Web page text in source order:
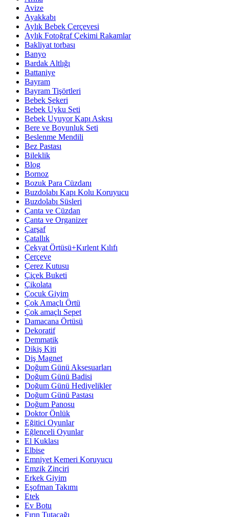
Avize
Ayakkabı
Aylık Bebek Çerçevesi
Aylık Fotoğraf Çekimi Rakamlar
Bakliyat torbası
Banyo
Bardak Altlığı
Battaniye
Bayram
Bayram Tişörtleri
Bebek Şekeri
Bebek Uyku Seti
Bebek Uyuyor Kapı Askısı
Bere ve Boyunluk Seti
Beslenme Mendili
Bez Pastası
Bileklik
Blog
Bornoz
Bozuk Para Cüzdanı
Buzdolabı Kapı Kolu Koruyucu
Buzdolabı Süsleri
Çanta ve Cüzdan
Çanta ve Organizer
Çarşaf
Çatallık
Çekyat Örtüsü+Kırlent Kılıfı
Çerçeve
Çerez Kutusu
Çiçek Buketi
Çikolata
Çocuk Giyim
Çok Amaçlı Örtü
Çok amaçlı Sepet
Damacana Örtüsü
Dekoratif
Demmatik
Dikiş Kiti
Diş Magnet
Doğum Günü Aksesuarları
Doğum Günü Badisi
Doğum Günü Hediyelikler
Doğum Günü Pastası
Doğum Panosu
Doktor Önlük
Eğitici Oyunlar
Eğlenceli Oyunlar
El Kuklası
Elbise
Emniyet Kemeri Koruyucu
Emzik Zinciri
Erkek Giyim
Eşofman Takımı
Etek
Ev Botu
Fırın Tutacağı